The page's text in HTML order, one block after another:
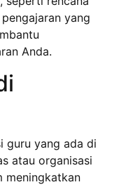
yang
Anda.
guru yang ada di
atau organisasi
meningkatkan